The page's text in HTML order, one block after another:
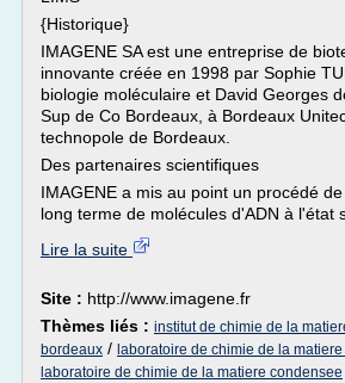
{Historique}
IMAGENE SA est une entreprise de
innovante créée en 1998 par Sophie
biologie moléculaire et David Georges
Sup de Co Bordeaux, à Bordeaux
technopole de Bordeaux.
Des partenaires scientifiques
IMAGENE a mis au point un procédé
long terme de molécules d'ADN à l'état
Lire la suite
Site : http://www.imagene.fr
Thèmes liés : institut de chimie de la
bordeaux / laboratoire de chimie de la
laboratoire de chimie de la matiere condensee